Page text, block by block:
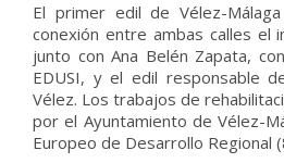
El primer edil de Vélez-
conexión entre ambas calles el
junto con Ana Belén Zapata,
EDUSI, y el edil responsable
Vélez. Los trabajos de
por el Ayuntamiento de Vélez-
Europeo de Desarrollo Regional